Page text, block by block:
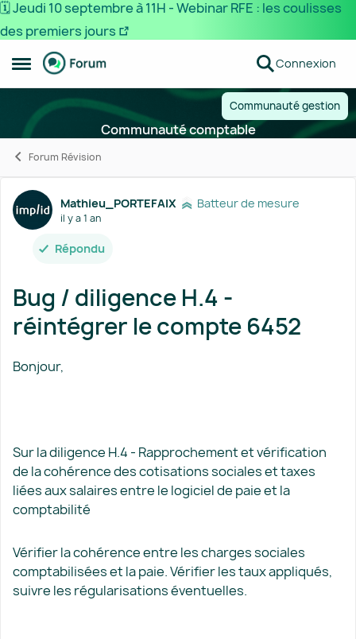
🗓️ Jeudi 10 septembre à 11H - Webinar RFE : les coulisses
des premiers jours
Ouvrir Menu Latéral
Passer au contenu Connexion
Communauté gestion
Communauté comptable
Forum Révision
Forum Discussion
Mathieu_PORTEFAIX Batteur de mesure
il y a 1 an
Répondu
Bug / diligence H.4 -
réintégrer le compte 6452
Bonjour,
Sur la diligence H.4 - Rapprochement et vérification
de la cohérence des cotisations sociales et taxes
liées aux salaires entre le logiciel de paie et la
comptabilité
Vérifier la cohérence entre les charges sociales
comptabilisées et la paie. Vérifier les taux appliqués,
suivre les régularisations éventuelles.